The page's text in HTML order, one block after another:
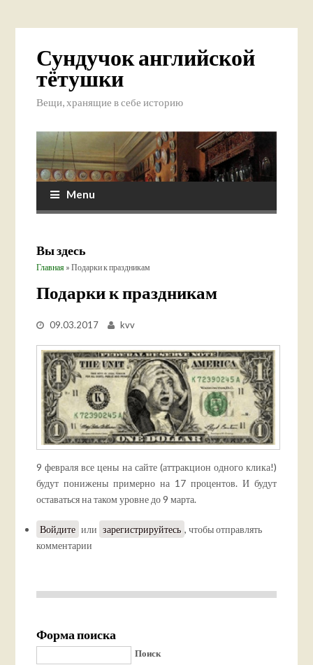
Сундучок английской
тётушки
Вещи, хранящие в себе историю
Menu
Вы здесь
Главная » Подарки к праздникам
Подарки к праздникам
09.03.2017 kvv
9 февраля все цены на сайте (аттракцион одного клика!)
будут понижены примерно на 17 процентов. И будут
оставаться на таком уровне до 9 марта.
Войдите или зарегистрируйтесь , чтобы отправлять
комментарии
Форма поиска
Поиск